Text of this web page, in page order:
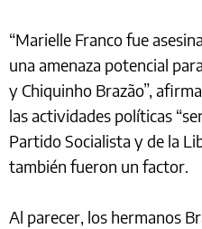
“Marielle Franco fue
una amenaza potencial
y Chiquinho Brazão”,
las actividades políticas
Partido Socialista y de la
también fueron un factor.
Al parecer, los hermanos